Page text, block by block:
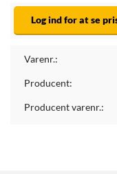
Log ind for at se
Varenr.:
Producent:
Producent varenr.: